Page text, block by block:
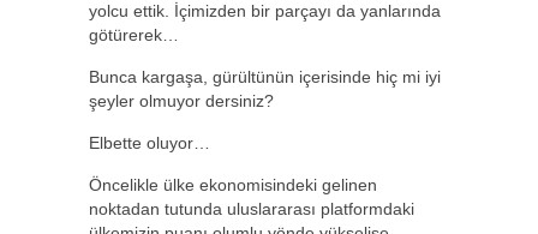
yolcu ettik. İçimizden bir parçayı da yanlarında
götürerek…
Bunca kargaşa, gürültünün içerisinde hiç mi iyi
şeyler olmuyor dersiniz?
Elbette oluyor…
Öncelikle ülke ekonomisindeki gelinen
noktadan tutunda uluslararası platformdaki